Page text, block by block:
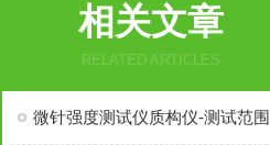
相关文章
RELATED ARTICLES
微针强度测试仪质构仪-测试范围